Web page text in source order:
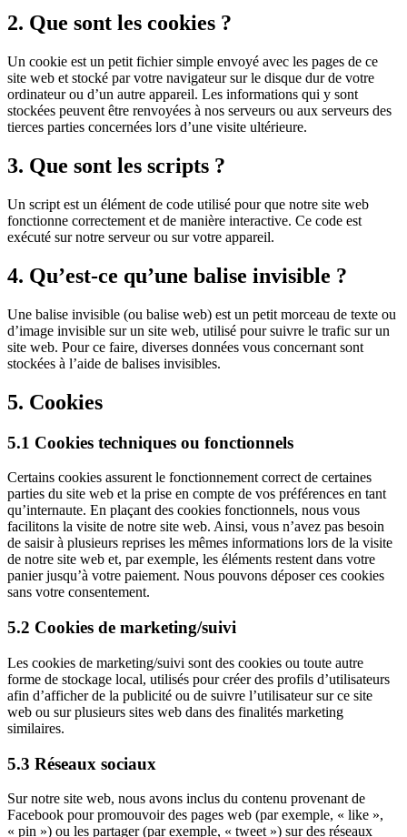
2. Que sont les cookies ?
Un cookie est un petit fichier simple envoyé avec les pages de ce
site web et stocké par votre navigateur sur le disque dur de votre
ordinateur ou d’un autre appareil. Les informations qui y sont
stockées peuvent être renvoyées à nos serveurs ou aux serveurs des
tierces parties concernées lors d’une visite ultérieure.
3. Que sont les scripts ?
Un script est un élément de code utilisé pour que notre site web
fonctionne correctement et de manière interactive. Ce code est
exécuté sur notre serveur ou sur votre appareil.
4. Qu’est-ce qu’une balise invisible ?
Une balise invisible (ou balise web) est un petit morceau de texte ou
d’image invisible sur un site web, utilisé pour suivre le trafic sur un
site web. Pour ce faire, diverses données vous concernant sont
stockées à l’aide de balises invisibles.
5. Cookies
5.1 Cookies techniques ou fonctionnels
Certains cookies assurent le fonctionnement correct de certaines
parties du site web et la prise en compte de vos préférences en tant
qu’internaute. En plaçant des cookies fonctionnels, nous vous
facilitons la visite de notre site web. Ainsi, vous n’avez pas besoin
de saisir à plusieurs reprises les mêmes informations lors de la visite
de notre site web et, par exemple, les éléments restent dans votre
panier jusqu’à votre paiement. Nous pouvons déposer ces cookies
sans votre consentement.
5.2 Cookies de marketing/suivi
Les cookies de marketing/suivi sont des cookies ou toute autre
forme de stockage local, utilisés pour créer des profils d’utilisateurs
afin d’afficher de la publicité ou de suivre l’utilisateur sur ce site
web ou sur plusieurs sites web dans des finalités marketing
similaires.
5.3 Réseaux sociaux
Sur notre site web, nous avons inclus du contenu provenant de
Facebook pour promouvoir des pages web (par exemple, « like »,
« pin ») ou les partager (par exemple, « tweet ») sur des réseaux